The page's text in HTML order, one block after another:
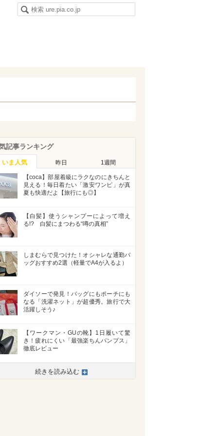
記事ランキング
いま人気 昨日 1週間
【coca】部屋着級にラクなのにきちんと
見える！毎日着たい「激安ワンピ」が真
夏も快適だよ【旅行にも◎】
【白髪】使うシャンプーによって増え
る!? 白髪にまつわる“噂の真相”
しまむらで見つけた！オシャレな通勤バ
ッグおすすめ2選（軽量でA4が入るよ）
ダイソーで発見！バッグにもポーチにも
なる「洗濯ネット」が超優秀。旅行で大
活躍しそう♪
【ワークマン・GUの靴】1日履いて驚
き！疲れにくい「最強楽ちんパンプス」
徹底レビュー
続きを読み込む